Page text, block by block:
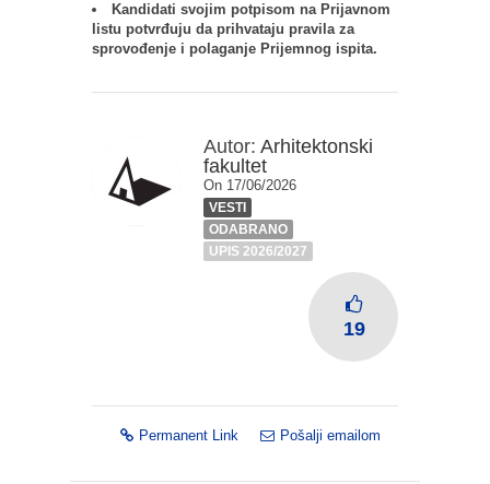
Kandidati svojim potpisom na Prijavnom
listu potvrđuju da prihvataju pravila za
sprovođenje i polaganje Prijemnog ispita.
Autor: Arhitektonski
fakultet
On 17/06/2026
VESTI
ODABRANO
UPIS 2026/2027
19
Permanent Link Pošalji emailom